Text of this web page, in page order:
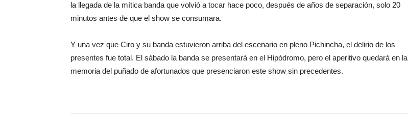
la llegada de la mítica banda que volvió a tocar hace poco, después de años de separación, solo 20
minutos antes de que el show se consumara.
Y una vez que Ciro y su banda estuvieron arriba del escenario en pleno Pichincha, el delirio de los
presentes fue total. El sábado la banda se presentará en el Hipódromo, pero el aperitivo quedará en la
memoria del puñado de afortunados que presenciaron este show sin precedentes.